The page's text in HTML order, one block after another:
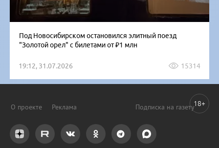
Под Новосибирском остановился элитный поезд
"Золотой орел" с билетами от ₽1 млн
19:12, 31.07.2026 15314
О проекте Реклама Подписка на газету18+